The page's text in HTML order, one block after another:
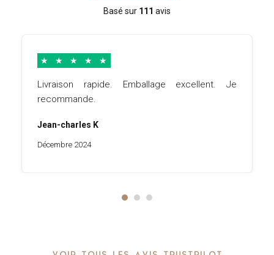
Basé sur 111 avis
★ ★ ★ ★ ★
Livraison rapide. Emballage excellent. Je
recommande.
Jean-charles K
Décembre 2024